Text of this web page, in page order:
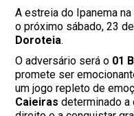
A estreia do Ipanema na
o próximo sábado, 23
Doroteia.
O adversário será o 01
promete ser
um jogo repleto de
Caieiras determinado a